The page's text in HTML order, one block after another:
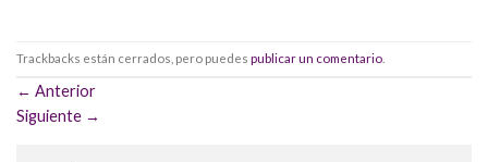
Trackbacks están cerrados, pero puedes publicar un comentario
← Anterior
Siguiente →